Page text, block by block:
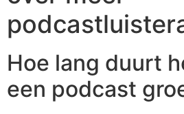
Hoe lang duurt
een podcast